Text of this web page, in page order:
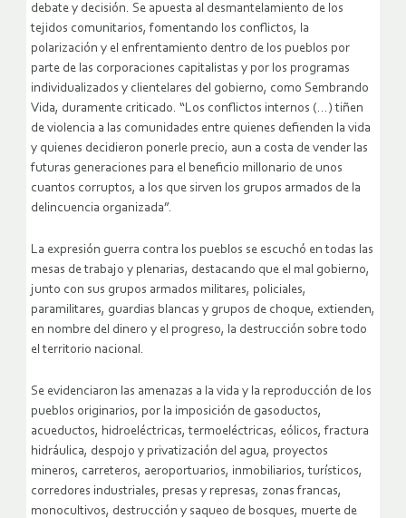
debate y decisión. Se apuesta al desmantelamiento de los
tejidos comunitarios, fomentando los conflictos, la
polarización y el enfrentamiento dentro de los pueblos por
parte de las corporaciones capitalistas y por los programas
individualizados y clientelares del gobierno, como Sembrando
Vida, duramente criticado. “Los conflictos internos (…) tiñen
de violencia a las comunidades entre quienes defienden la vida
y quienes decidieron ponerle precio, aun a costa de vender las
futuras generaciones para el beneficio millonario de unos
cuantos corruptos, a los que sirven los grupos armados de la
delincuencia organizada”.
La expresión guerra contra los pueblos se escuchó en todas las
mesas de trabajo y plenarias, destacando que el mal gobierno,
junto con sus grupos armados militares, policiales,
paramilitares, guardias blancas y grupos de choque, extienden,
en nombre del dinero y el progreso, la destrucción sobre todo
el territorio nacional.
Se evidenciaron las amenazas a la vida y la reproducción de los
pueblos originarios, por la imposición de gasoductos,
acueductos, hidroeléctricas, termoeléctricas, eólicos, fractura
hidráulica, despojo y privatización del agua, proyectos
mineros, carreteros, aeroportuarios, inmobiliarios, turísticos,
corredores industriales, presas y represas, zonas francas,
monocultivos, destrucción y saqueo de bosques, muerte de